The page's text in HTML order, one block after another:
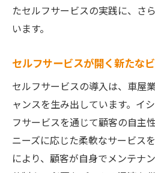
たセルフサービスの実践に、さ
います。
セルフサービスが開く新たな
セルフサービスの導入は、車屋
ャンスを生み出しています。イ
フサービスを通じて顧客の自主
ニーズに応じた柔軟なサービス
により、顧客が自身でメンテナ